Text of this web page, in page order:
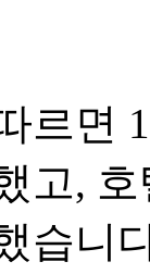
르면
고,
습니